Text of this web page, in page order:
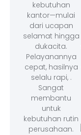
kebutuhan
kantor—mulai
dari ucapan
selamat hingga
dukacita.
Pelayanannya
cepat, hasilnya
selalu rapi, .
Sangat
membantu
untuk
kebutuhan rutin
perusahaan.